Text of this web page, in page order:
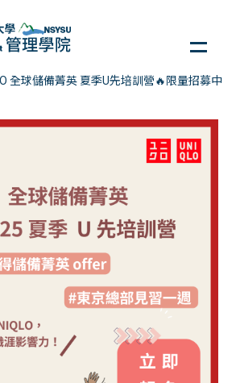
全球儲備菁英 夏季U先培訓營🔥限量招募中